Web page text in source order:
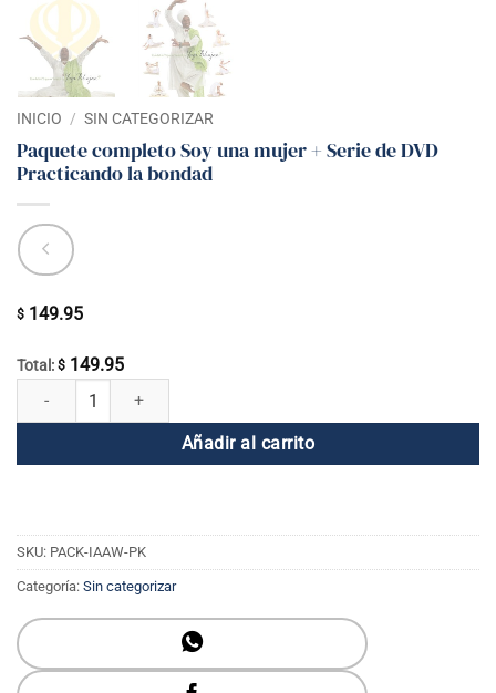
INICIO / SIN CATEGORIZAR
Paquete completo Soy una mujer + Serie de DVD
Practicando la bondad
$ 149.95
Total: $ 149.95
Paquete completo Soy una mujer + Serie de DVD Practicando la
Añadir al carrito
SKU: PACK-IAAW-PK
Categoría: Sin categorizar